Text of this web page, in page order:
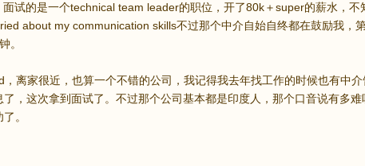
试的是一个technical team leader的职位，开了80k＋super的薪水，不
about my communication skills不过那个中介自始自终都在鼓励我，
。
离家很近，也算一个不错的公司，我记得我去年找工作的时候也有中
，这次拿到面试了。不过那个公司基本都是印度人，那个口音说有多
。